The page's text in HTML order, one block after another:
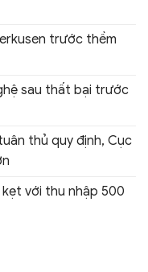
trước thềm
sau thất bại trước
thủ quy định, Cục
với thu nhập 500